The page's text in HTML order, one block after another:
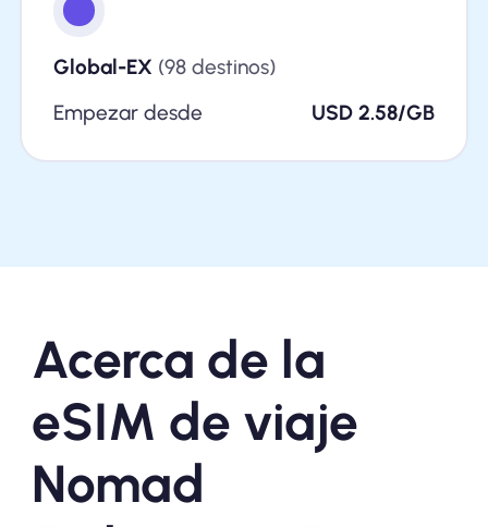
Global-EX (98 destinos)
Empezar desde
USD 2.58/GB
Acerca de la
eSIM de viaje
Nomad